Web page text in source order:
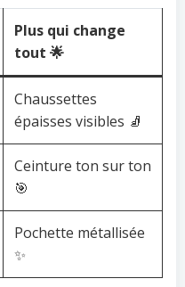
Plus qui change
tout 🌟
Chaussettes
épaisses visibles 🧦
Ceinture ton sur ton
🎯
Pochette métallisée
✨